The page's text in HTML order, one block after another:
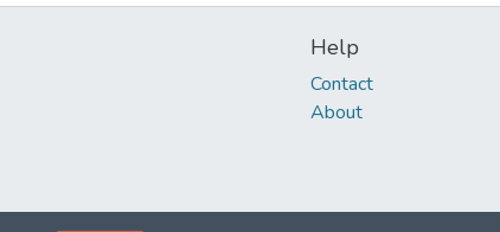
Help
Contact
About